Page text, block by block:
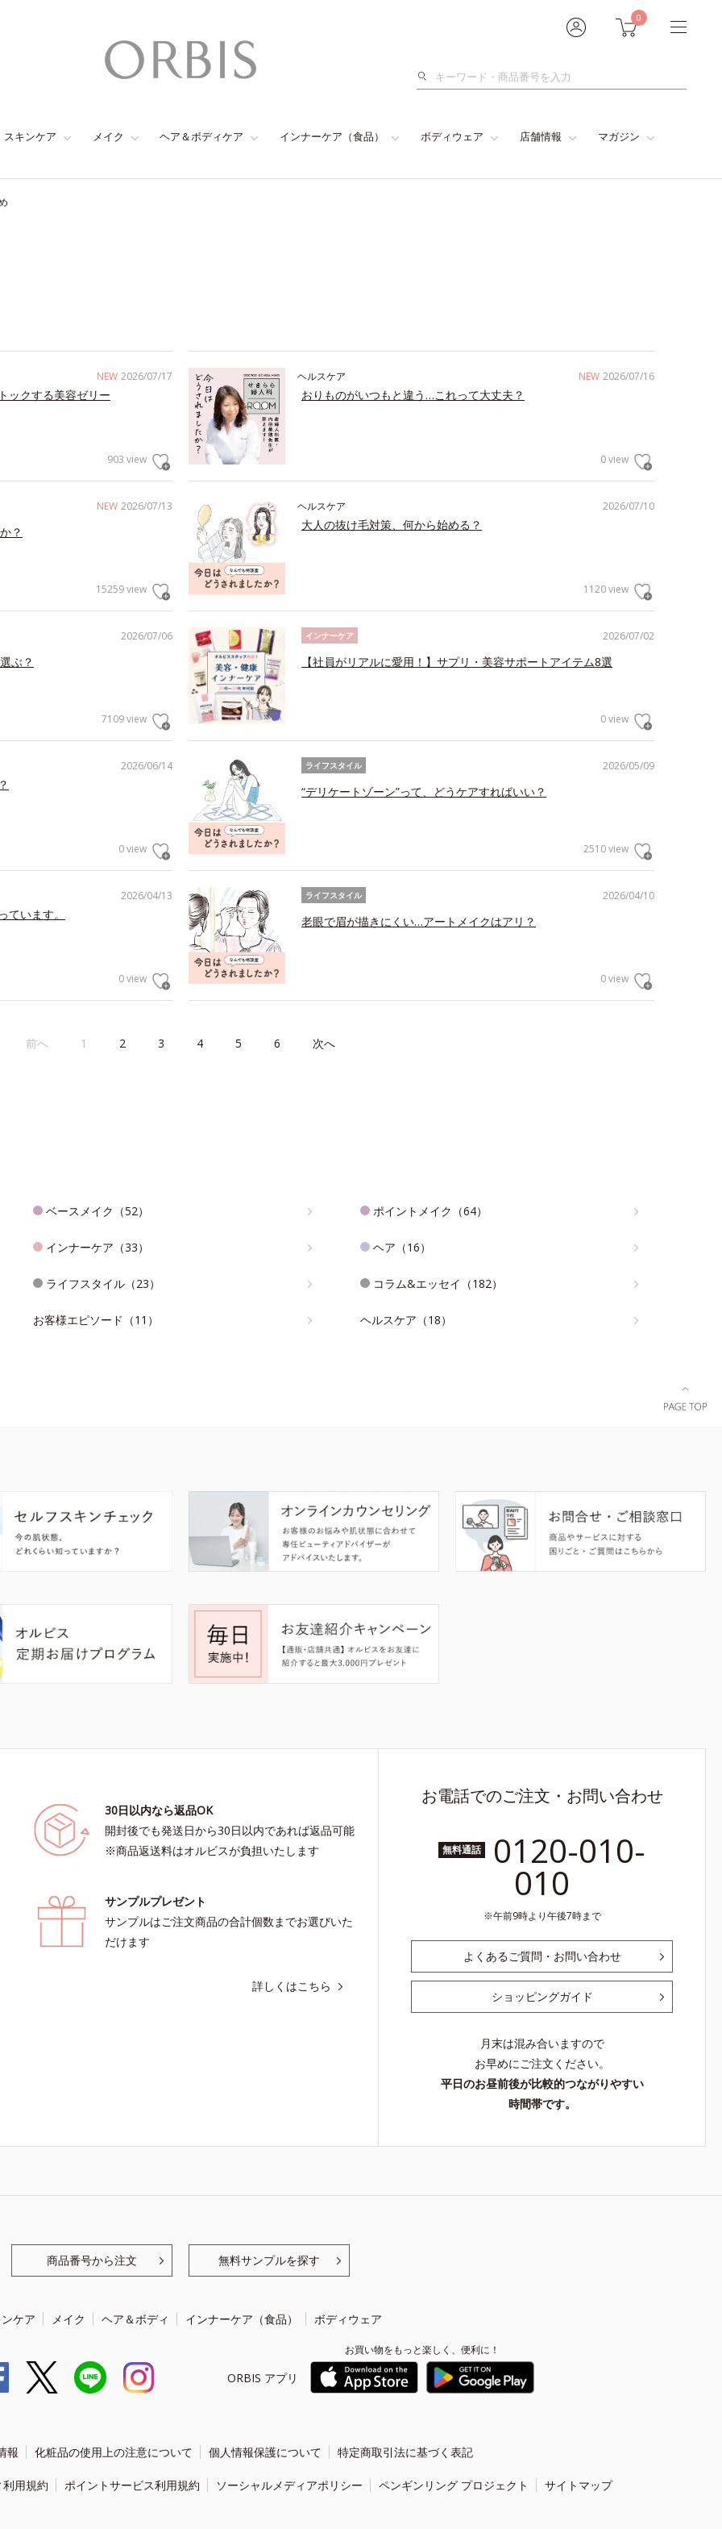
0
検
スキンケア メイク ヘア＆ボディケア インナーケア（食品） ボディウェア 店舗情報 マガジン
NEW 2026/07/17
ックする美容ゼリー
903 view
NEW 2026/07/16
ヘルスケア
おりものがいつもと違う…これって大丈夫？
0 view
NEW 2026/07/13
？
15259 view
2026/07/10
ヘルスケア
大人の抜け毛対策、何から始める？
1120 view
2026/07/06
ぶ？
7109 view
2026/07/02
インナーケア
【社員がリアルに愛用！】サプリ・美容サポートアイテム8選
0 view
2026/06/14
0 view
2026/05/09
ライフスタイル
“デリケートゾーン”って、どうケアすればいい？
2510 view
2026/04/13
います。
0 view
2026/04/10
ライフスタイル
老眼で眉が描きにくい…アートメイクはアリ？
0 view
前へ 1 2 3 4 5 6 次へ
ベースメイク（52） ポイントメイク（64）
インナーケア（33） ヘア（16）
ライフスタイル（23） コラム&エッセイ（182）
お客様エピソード（11） ヘルスケア（18）
30日以内なら返品OK
開封後でも発送日から30日以内であれば返品可能
※商品返送料はオルビスが負担いたします
サンプルプレゼント
サンプルはご注文商品の合計個数までお選びいた
だけます
詳しくはこちら
お電話でのご注文・お問い合わせ
無料通話 0120-010-
010
午前9時より午後7時まで
よくあるご質問・お問い合わせ
ショッピングガイド
月末は混み合いますので
お早めにご注文ください。
平日のお昼前後が比較的つながりやすい
時間帯です。
商品番号から注文 無料サンプルを探す
ケア メイク ヘア＆ボディ インナーケア（食品） ボディウェア
ORBIS アプリ
お買い物をもっと楽しく、便利に！
報 化粧品の使用上の注意について 個人情報保護について 特定商取引法に基づく表記
用規約 ポイントサービス利用規約 ソーシャルメディアポリシー ペンギンリング プロジェクト サイトマップ